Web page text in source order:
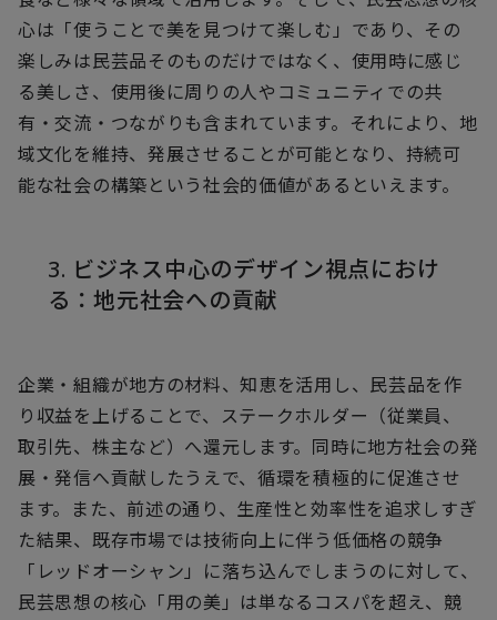
心は「使うことで美を見つけて楽しむ」であり、その
楽しみは民芸品そのものだけではなく、使用時に感じ
る美しさ、使用後に周りの人やコミュニティでの共
有・交流・つながりも含まれています。それにより、地
域文化を維持、発展させることが可能となり、持続可
能な社会の構築という社会的価値があるといえます。
3. ビジネス中心のデザイン視点におけ
る：地元社会への貢献
企業・組織が地方の材料、知恵を活用し、民芸品を作
り収益を上げることで、ステークホルダー（従業員、
取引先、株主など）へ還元します。同時に地方社会の発
展・発信へ貢献したうえで、循環を積極的に促進させ
ます。また、前述の通り、生産性と効率性を追求しすぎ
た結果、既存市場では技術向上に伴う低価格の競争
「レッドオーシャン」に落ち込んでしまうのに対して、
民芸思想の核心「用の美」は単なるコスパを超え、競